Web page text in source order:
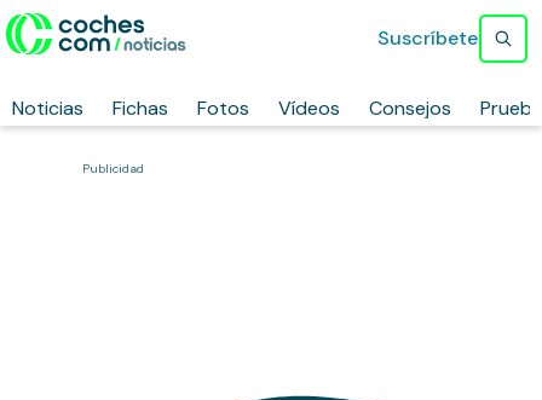
Noticias Fichas Fotos Vídeos Consejos
Suscríbete
Publicidad